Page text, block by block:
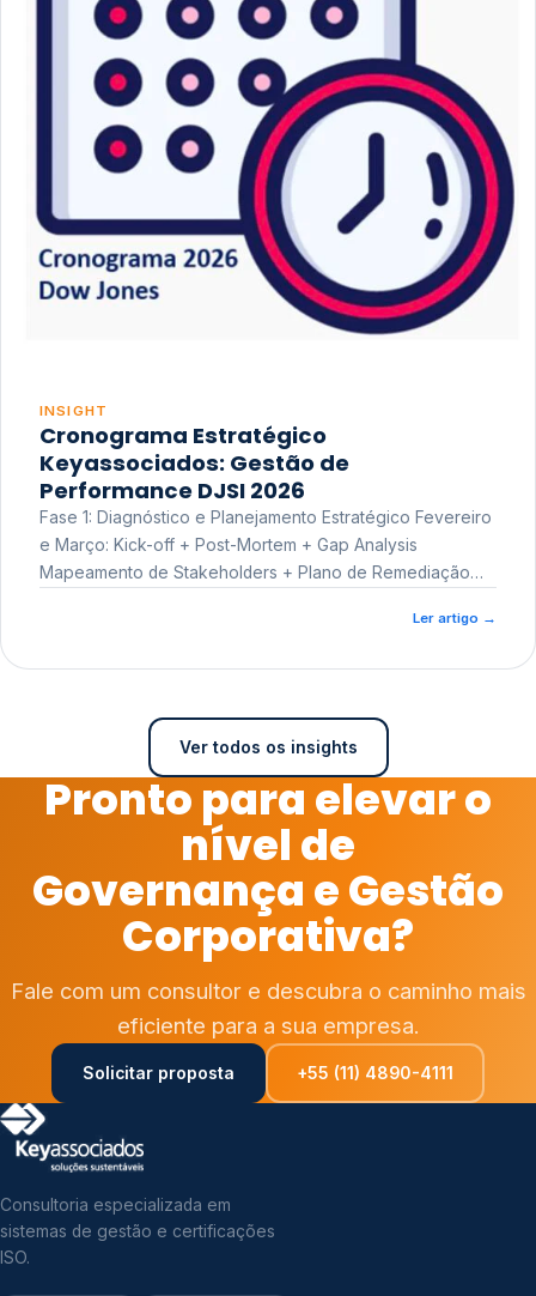
INSIGHT
Cronograma Estratégico
Keyassociados: Gestão de
Performance DJSI 2026
Fase 1: Diagnóstico e Planejamento Estratégico Fevereiro
e Março: Kick-off + Post-Mortem + Gap Analysis
Mapeamento de Stakeholders + Plano de Remediação
Ler artigo →
Ver todos os insights
Pronto para elevar o
nível de
Governança e Gestão
Corporativa?
Fale com um consultor e descubra o caminho mais
eficiente para a sua empresa.
Solicitar proposta +55 (11) 4890-4111
Consultoria especializada em
sistemas de gestão e certificações
ISO.